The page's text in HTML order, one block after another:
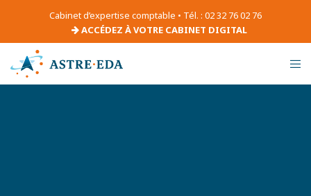
Cabinet d’expertise comptable • Tél. : 02 32 76 02 76
ACCÉDEZ À VOTRE CABINET DIGITAL